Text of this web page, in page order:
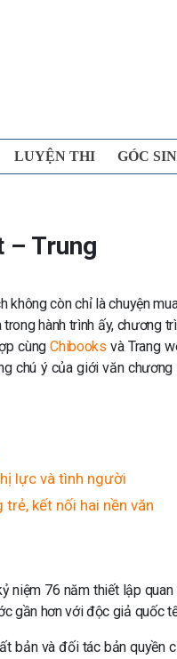
LUYỆN THI GÓC
– Trung
không còn chỉ là chuyện
hành trình ấy, chương
cùngChibooks và Trang
chú ý của giới văn chương
lực và tình người
kết nối hai nền văn
niệm 76 năm thiết lập quan
gần hơn với độc giả quốc
bản và đối tác bản quyền